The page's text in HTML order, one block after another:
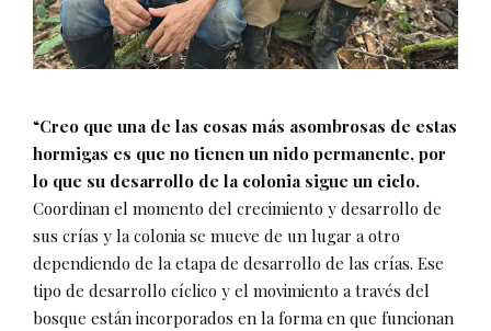
“Creo que una de las cosas más asombrosas de estas
hormigas es que no tienen un nido permanente, por
lo que su desarrollo de la colonia sigue un ciclo.
Coordinan el momento del crecimiento y desarrollo de
sus crías y la colonia se mueve de un lugar a otro
dependiendo de la etapa de desarrollo de las crías. Ese
tipo de desarrollo cíclico y el movimiento a través del
bosque están incorporados en la forma en que funcionan